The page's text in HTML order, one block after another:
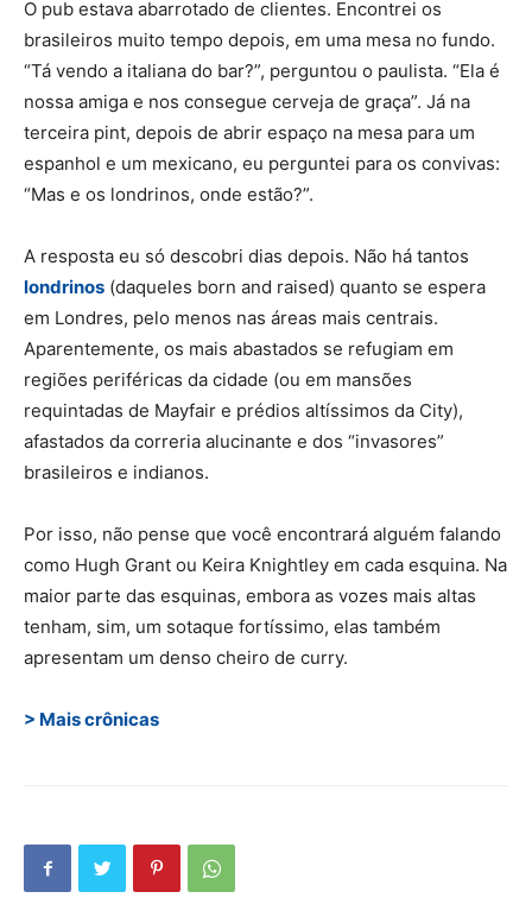
O pub estava abarrotado de clientes. Encontrei os
brasileiros muito tempo depois, em uma mesa no fundo.
“Tá vendo a italiana do bar?”, perguntou o paulista. “Ela é
nossa amiga e nos consegue cerveja de graça”. Já na
terceira pint, depois de abrir espaço na mesa para um
espanhol e um mexicano, eu perguntei para os convivas:
“Mas e os londrinos, onde estão?”.
A resposta eu só descobri dias depois. Não há tantos
londrinos (daqueles born and raised) quanto se espera
em Londres, pelo menos nas áreas mais centrais.
Aparentemente, os mais abastados se refugiam em
regiões periféricas da cidade (ou em mansões
requintadas de Mayfair e prédios altíssimos da City),
afastados da correria alucinante e dos “invasores”
brasileiros e indianos.
Por isso, não pense que você encontrará alguém falando
como Hugh Grant ou Keira Knightley em cada esquina. Na
maior parte das esquinas, embora as vozes mais altas
tenham, sim, um sotaque fortíssimo, elas também
apresentam um denso cheiro de curry.
> Mais crônicas